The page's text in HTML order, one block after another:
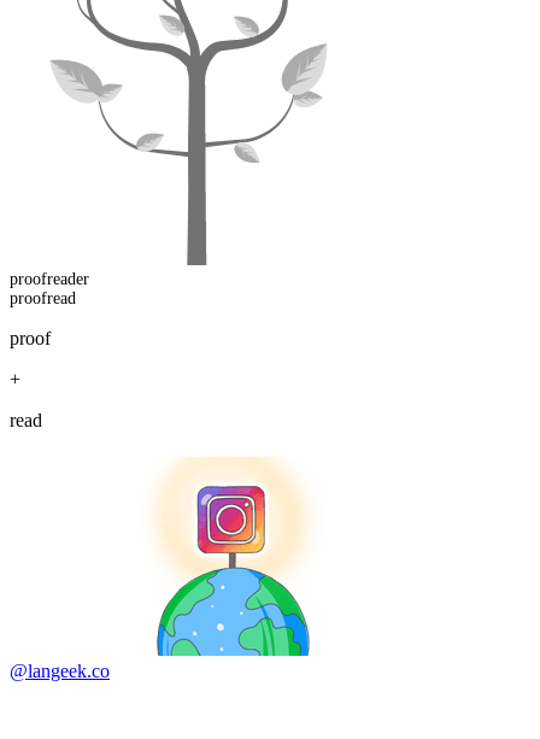
proofreader
proofread
proof
+
read
@langeek.co